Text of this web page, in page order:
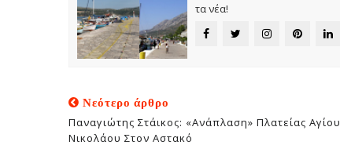
τα νέα!
Νεότερο άρθρο
Παναγιώτης Στάικος: «Ανάπλαση» Πλατείας Αγίου
Νικολάου Στον Αστακό